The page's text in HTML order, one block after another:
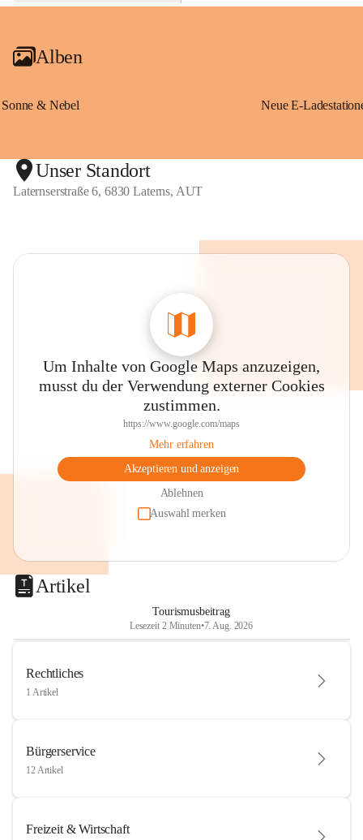
Alben
Sonne & Nebel
Unser Standort
Laternserstraße 6, 6830 Laterns, AUT
Um Inhalte von Google Maps anzuzeigen,
musst du der Verwendung externer Cookies
zustimmen.
https://www.google.com/maps
Mehr erfahren
Akzeptieren und anzeigen
Ablehnen
Auswahl merken
Artikel
Tourismusbeitrag
Lesezeit 2 Minuten•7. Aug. 2026
Rechtliches
1 Artikel
Bürgerservice
12 Artikel
Freizeit & Wirtschaft